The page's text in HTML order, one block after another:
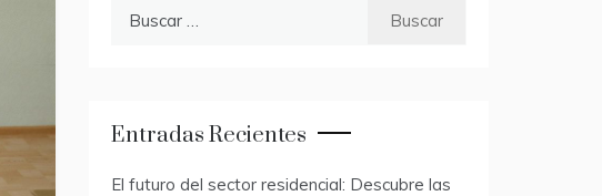
Entradas Recientes
El futuro del sector residencial: Descubre las